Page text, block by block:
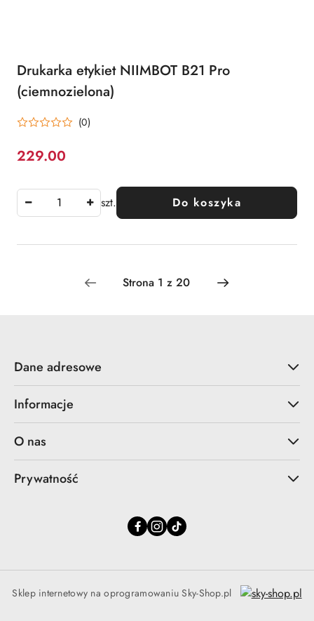
Drukarka etykiet NIIMBOT B21 Pro
(ciemnozielona)
(0)
Cena:
229.00
szt. Do koszyka
Dane adresowe
Informacje
O nas
Prywatność
Sklep internetowy na oprogramowaniu Sky-Shop.pl